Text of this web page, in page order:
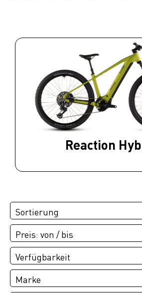
Reaction
Sortierung
Preis: von / bis
Verfügbarkeit
Marke